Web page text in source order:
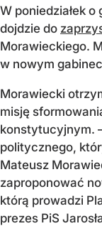
W poniedziałek o
dojdzie do
Morawieckiego.
w nowym
Morawiecki
misję
konstytucyjnym.
politycznego,
Mateusz
zaproponować
którą prowadzi
prezes PiS